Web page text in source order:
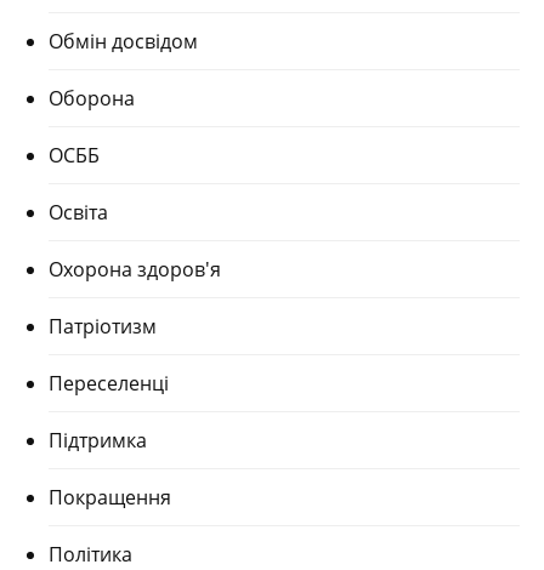
Обмін досвідом
Оборона
ОСББ
Освіта
Охорона здоров'я
Патріотизм
Переселенці
Підтримка
Покращення
Політика